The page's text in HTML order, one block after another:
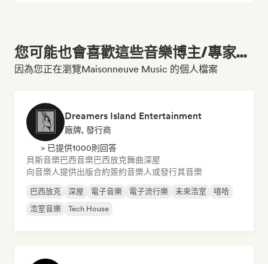
您可能也會喜歡這些音樂博主/專家...
因為您正在瀏覽Maisonneuve Music 的個人檔案
Dreamers Island Entertainment
廠牌, 發行商
> 已提供1000則回答
貝斯音樂巴西音樂巴西放克舞曲深屋
向音樂人提供出版合約簽約音樂人或發行其音樂
巴西放克 深屋 電子音樂 電子流行樂 未來浩室
嘻哈
浩室音樂
Tech House